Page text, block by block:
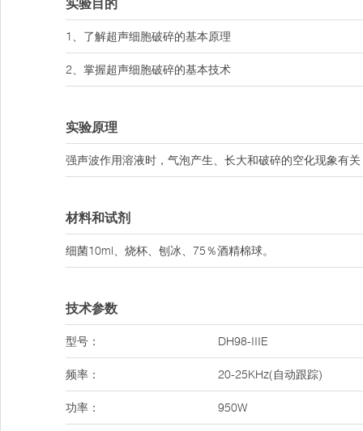
实验目的
1、了解超声细胞破碎的基本原理
2、掌握超声细胞破碎的基本技术
实验原理
强声波作用溶液时，气泡产生、长大和破碎的空化现象有
材料和试剂
细菌10ml、烧杯、刨冰、75％酒精棉球。
技术参数
型号： DH98-IIIE
频率： 20-25KHz(自动跟踪)
功率： 950W